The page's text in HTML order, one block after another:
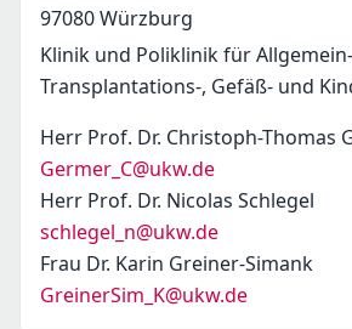
97080Würzburg
Klinik und Poliklinik für
Transplantations-, Gefäß- und
Herr Prof. Dr. Christoph-Thomas
Germer_C@ukw.de
Herr Prof. Dr. Nicolas Schlegel
schlegel_n@ukw.de
Frau Dr. Karin Greiner-Simank
GreinerSim_K@ukw.de